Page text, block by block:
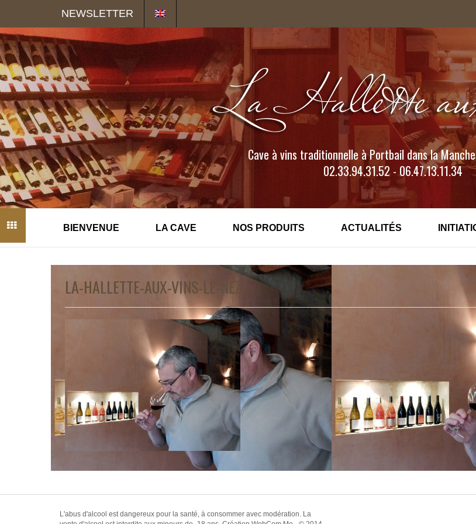
NEWSLETTER
Cave à vins traditionnelle à Portbail dans la
02.33.94.31.52 - 06.47.13.11.34
BIENVENUE LA CAVE NOS PRODUITS ACTUALITÉS
LA-HALLETTE-AUX-VINS-LE-NEZ
L'abus d'alcool est dangereux pour la santé, à consommer avec modération. La
Panneau de gestion des cookies